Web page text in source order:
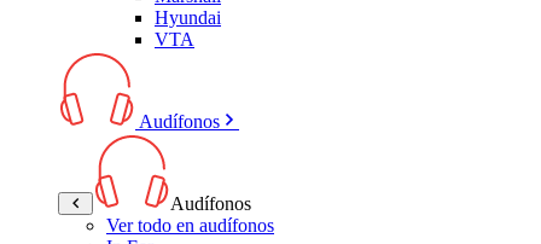
Hyundai
VTA
Audífonos
Audífonos
Ver todo en audífonos